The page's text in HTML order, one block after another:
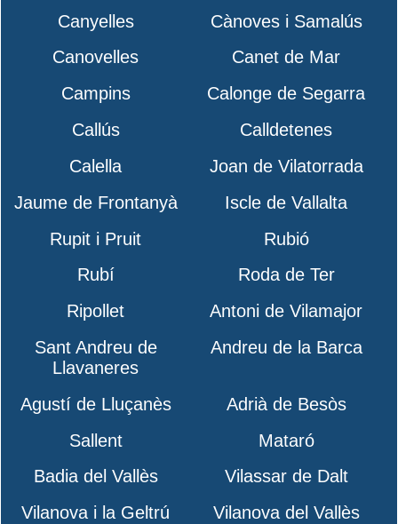
Canyelles
Cànoves i Samalús
Canovelles
Canet de Mar
Campins
Calonge de Segarra
Callús
Calldetenes
Calella
Joan de Vilatorrada
Jaume de Frontanyà
Iscle de Vallalta
Rupit i Pruit
Rubió
Rubí
Roda de Ter
Ripollet
Antoni de Vilamajor
Sant Andreu de
Llavaneres
Andreu de la Barca
Agustí de Lluçanès
Adrià de Besòs
Sallent
Mataró
Badia del Vallès
Vilassar de Dalt
Vilanova i la Geltrú
Vilanova del Vallès